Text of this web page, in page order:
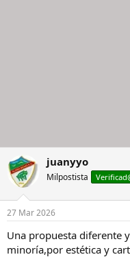
juanyyo
Milpostista
27 Mar 2026
Una propuesta diferente
minoría,por estética y